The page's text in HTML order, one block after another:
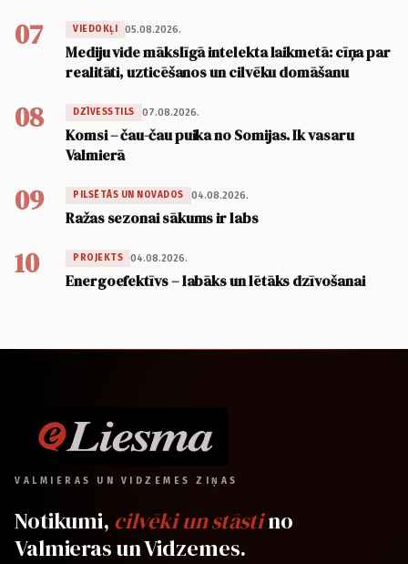
07 VIEDOKĻI 05.08.2026.
Mediju vide mākslīgā intelekta laikmetā: cīņa par
realitāti, uzticēšanos un cilvēku domāšanu
08 DZĪVESSTILS 07.08.2026.
Komsi – čau-čau puika no Somijas. Ik vasaru
Valmierā
09 PILSĒTĀS UN NOVADOS 04.08.2026.
Ražas sezonai sākums ir labs
10 PROJEKTS 04.08.2026.
Energoefektīvs – labāks un lētāks dzīvošanai
VALMIERAS UN VIDZEMES ZIŅAS
Notikumi, cilvēki un stāstino
Valmieras un Vidzemes.